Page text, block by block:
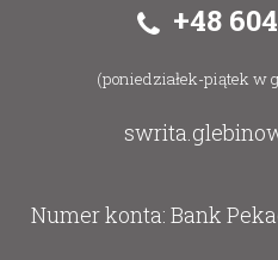
+48
(poniedziałek-piątek w
Numer konta: Bank